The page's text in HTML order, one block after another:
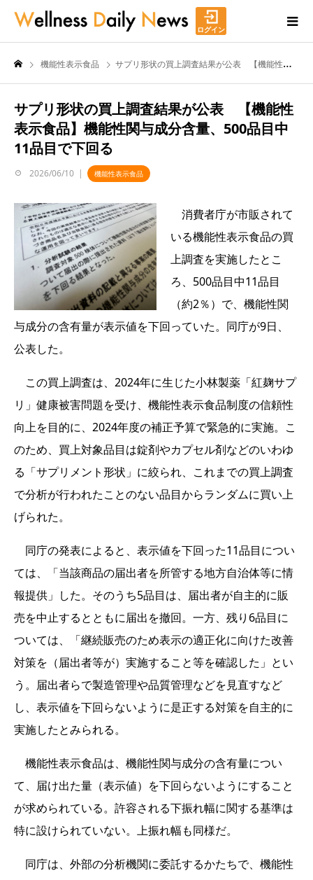
ログイン
機能性表示食品 サプリ形状の買上調査結果が公表 【機能性表示食品】機能性関与成分含量、500品目中11品目で下回る
サプリ形状の買上調査結果が公表 【機能性
表示食品】機能性関与成分含量、500品目中
11品目で下回る
2026/06/10 機能性表示食品
消費者庁が市販されて
いる機能性表示食品の買
上調査を実施したとこ
ろ、500品目中11品目
（約2％）で、機能性関
与成分の含有量が表示値を下回っていた。同庁が9日、
公表した。
この買上調査は、2024年に生じた小林製薬「紅麹サプ
リ」健康被害問題を受け、機能性表示食品制度の信頼性
向上を目的に、2024年度の補正予算で緊急的に実施。こ
のため、買上対象品目は錠剤やカプセル剤などのいわゆ
る「サプリメント形状」に絞られ、これまでの買上調査
で分析が行われたことのない品目からランダムに買い上
げられた。
同庁の発表によると、表示値を下回った11品目につい
ては、「当該商品の届出者を所管する地方自治体等に情
報提供」した。そのうち5品目は、届出者が自主的に販
売を中止するとともに届出を撤回。一方、残り6品目に
ついては、「継続販売のため表示の適正化に向けた改善
対策を（届出者等が）実施すること等を確認した」とい
う。届出者らで製造管理や品質管理などを見直すなど
し、表示値を下回らないように是正する対策を自主的に
実施したとみられる。
機能性表示食品は、機能性関与成分の含有量につい
て、届け出た量（表示値）を下回らないようにすること
が求められている。許容される下振れ幅に関する基準は
特に設けられていない。上振れ幅も同様だ。
同庁は、外部の分析機関に委託するかたちで、機能性